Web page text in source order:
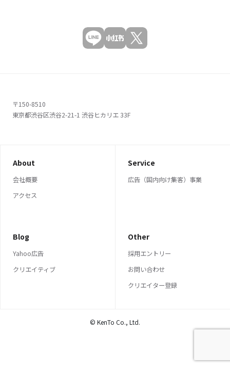
〒150-8510
東京都渋谷区渋谷2-21-1 渋谷ヒカリエ 33F
About
会社概要
アクセス
Service
広告（国内向け集客）事業
Blog
Yahoo広告
クリエイティブ
Other
採用エントリー
お問い合わせ
クリエイター登録
© KenTo Co., Ltd.